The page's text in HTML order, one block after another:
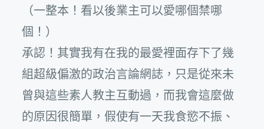
（一整本！看以後業主可以愛哪個禁哪
個！）
承認！其實我有在我的最愛裡面存下了幾
組超級偏激的政治言論網誌，只是從來未
曾與這些素人教主互動過，而我會這麼做
的原因很簡單，假使有一天我食慾不振、